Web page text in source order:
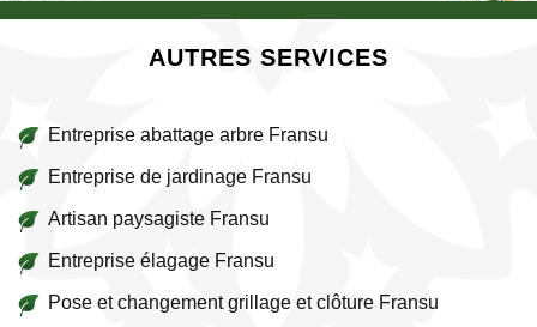
AUTRES SERVICES
Entreprise abattage arbre Fransu
Entreprise de jardinage Fransu
Artisan paysagiste Fransu
Entreprise élagage Fransu
Pose et changement grillage et clôture Fransu